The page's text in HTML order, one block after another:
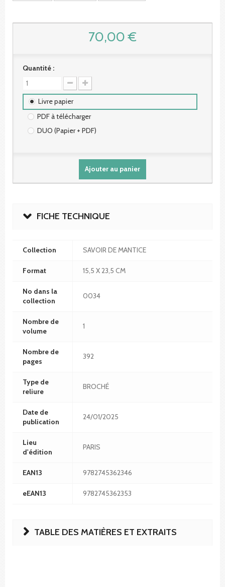
70,00 €
Quantité :
Livre papier
PDF à télécharger
DUO (Papier + PDF)
Ajouter au panier
FICHE TECHNIQUE
Collection SAVOIR DE MANTICE
Format 15,5 X 23,5 CM
No dans la
collection
0034
Nombre de
volume
1
Nombre de
pages
392
Type de
reliure
BROCHÉ
Date de
publication
24/01/2025
Lieu
d'édition
PARIS
EAN13 9782745362346
eEAN13 9782745362353
TABLE DES MATIÈRES ET EXTRAITS